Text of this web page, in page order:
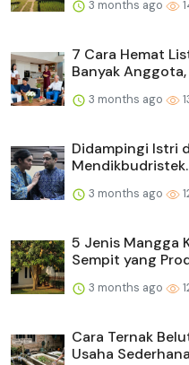
3 months ago
7 Cara Hemat
Banyak Anggota,
3 months ago
Didampingi Istri
3 months ago
5 Jenis Mangga
Sempit yang
3 months ago
Cara Ternak
Usaha